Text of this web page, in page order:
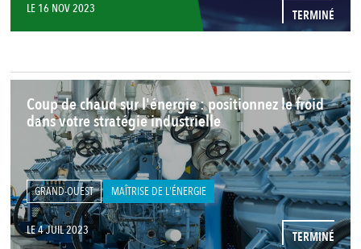
LE 16 NOV 2023 TERMINÉ
Coup de chaud sur l'énergie : positionnez le froid
dans votre stratégie industrielle
GRAND-OUEST MAÎTRISE DE L'ÉNERGIE
LE 4 JUIL 2023 TERMINÉ